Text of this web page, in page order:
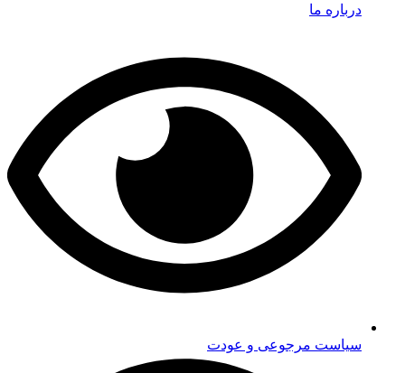
درباره ما
سیاست مرجوعی و عودت